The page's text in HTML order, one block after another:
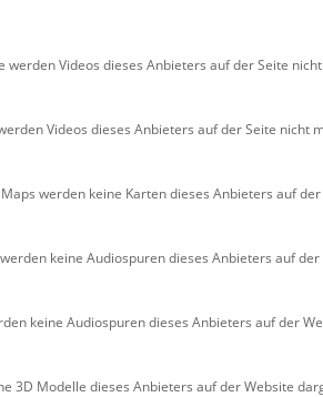
Wien in der Regel geschlossen.
werden Videos dieses Anbieters auf der Seite
Videos dieses Anbieters auf der Seite nicht
werden keine Karten dieses Anbieters auf
keine Audiospuren dieses Anbieters auf
keine Audiospuren dieses Anbieters auf der
3D Modelle dieses Anbieters auf der Website